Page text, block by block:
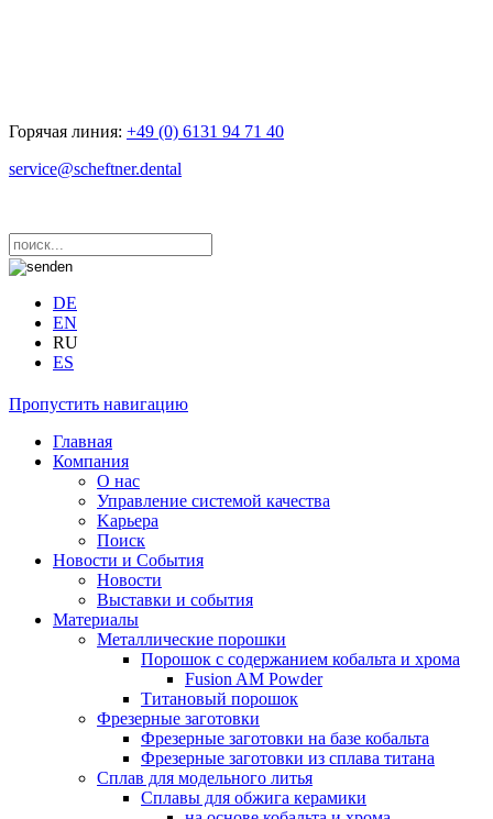
Горячая линия: +49 (0) 6131 94 71 40
service@scheftner.dental
DE
EN
RU
ES
Пропустить навигацию
Главная
Компания
O нас
Управление системой качества
Kарьера
Поиск
Новости и События
Новости
Выставки и события
Материалы
Металлические порошки
Порошок с содержанием кобальтa и хрома
Fusion AM Powder
Титановый порошок
Фрезерные заготовки
Фрезерныe заготовки на базе кобальта
Фрезерныe заготовки из сплава титана
Сплав для модельного литья
Сплавы для обжига керамики